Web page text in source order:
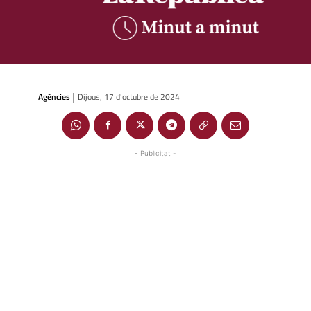
Agències | Dijous, 17 d'octubre de 2024
- Publicitat -